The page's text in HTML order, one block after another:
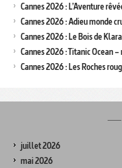
Cannes 2026 : L’Aventure
Cannes 2026 : Adieu monde
Cannes 2026 : Le Bois de
Cannes 2026 : Titanic Ocean
Cannes 2026 : Les Roches
juillet 2026
mai 2026